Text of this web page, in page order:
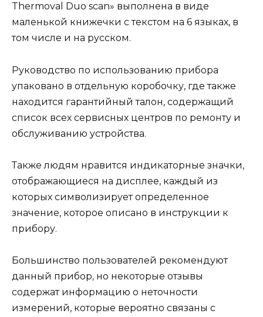
Thermoval Duo scan» выполнена в виде
маленькой книжечки с текстом на 6 языках, в
том числе и на русском.
Руководство по использованию прибора
упаковано в отдельную коробочку, где также
находится гарантийный талон, содержащий
список всех сервисных центров по ремонту и
обслуживанию устройства.
Также людям нравится индикаторные значки,
отображающиеся на дисплее, каждый из
которых символизирует определенное
значение, которое описано в инструкции к
прибору.
Большинство пользователей рекомендуют
данный прибор, но некоторые отзывы
содержат информацию о неточности
измерений, которые вероятно связаны с